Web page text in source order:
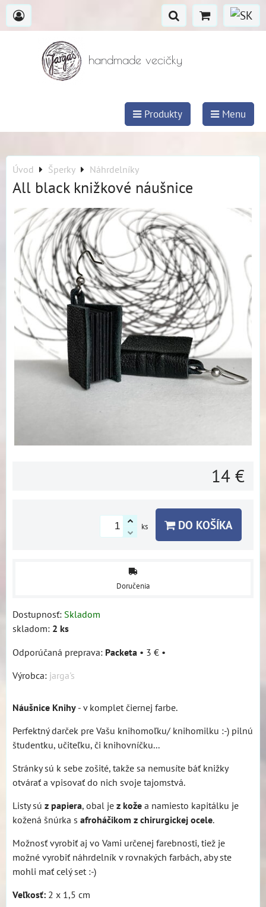
handmade vecičky
Produkty Menu
Úvod Šperky Náhrdelníky
All black knižkové náušnice
14 €
ks DO KOŠÍKA
Doručenia
Dostupnosť: Skladom
skladom: 2 ks
Packeta • 3 € •
Výrobca: jarga's
Náušnice Knihy - v komplet čiernej farbe.
Perfektný darček pre Vašu knihomoľku/ knihomilku :-) pilnú
študentku, učiteľku, či knihovníčku...
Stránky sú k sebe zošité, takže sa nemusíte báť knižky
otvárať a vpisovať do nich svoje tajomstvá.
Listy sú z papiera, obal je z kože a namiesto kapitálku je
kožená šnúrka s afroháčikom z chirurgickej ocele.
Možnosť vyrobiť aj vo Vami určenej farebnosti, tiež je
možné vyrobiť náhrdelník v rovnakých farbách, aby ste
mohli mať celý set :-)
Veľkosť: 2 x 1,5 cm